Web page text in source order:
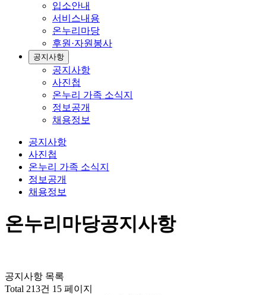
입소안내
서비스내용
온누리마당
후원·자원봉사
공지사항
공지사항
사진첩
온누리 가족 소식지
정보공개
채용정보
공지사항
사진첩
온누리 가족 소식지
정보공개
채용정보
온누리마당공지사항
공지사항 목록
Total 213건 15 페이지